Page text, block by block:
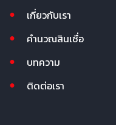
เกี่ยวกับเรา
คำนวณสินเชื่อ
บทความ
ติดต่อเรา